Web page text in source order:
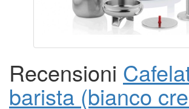
Recensioni
barista (bianco